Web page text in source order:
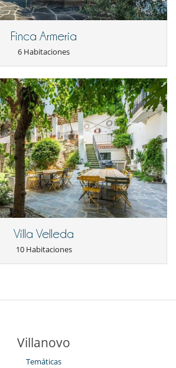
Finca Armeria
6 Habitaciones
Villa Velleda
10 Habitaciones
Villanovo
Temáticas